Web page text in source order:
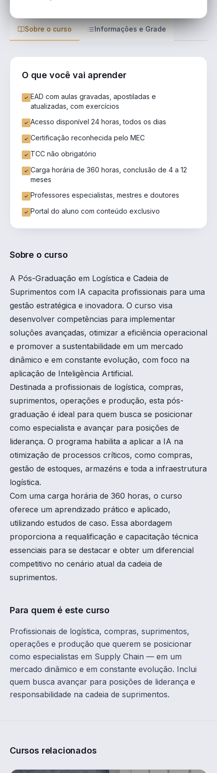
Sobre o curso Informações e Grade
O que você vai aprender
EAD com aulas gravadas, apostiladas e
atualizadas, com exercícios
Acesso disponível 24 horas, todos os dias
Certificação reconhecida pelo MEC
TCC não obrigatório
Carga horária de 360 horas, conclusão de 4 a 12
meses
Professores especialistas, mestres e doutores
Portal do aluno com conteúdo exclusivo
Sobre o curso
A Pós-Graduação em Logística e Cadeia de
Suprimentos com IA capacita profissionais para uma
gestão estratégica e inovadora. O curso visa
desenvolver competências para implementar
soluções avançadas, otimizar a eficiência operacional
e promover a sustentabilidade em um mercado
dinâmico e em constante evolução, com foco na
aplicação de Inteligência Artificial.
Destinada a profissionais de logística, compras,
suprimentos, operações e produção, esta pós-
graduação é ideal para quem busca se posicionar
como especialista e avançar para posições de
liderança. O programa habilita a aplicar a IA na
otimização de processos críticos, como compras,
gestão de estoques, armazéns e toda a infraestrutura
logística.
Com uma carga horária de 360 horas, o curso
oferece um aprendizado prático e aplicado,
utilizando estudos de caso. Essa abordagem
proporciona a requalificação e capacitação técnica
essenciais para se destacar e obter um diferencial
competitivo no cenário atual da cadeia de
suprimentos.
Para quem é este curso
Profissionais de logística, compras, suprimentos,
operações e produção que querem se posicionar
como especialistas em Supply Chain — em um
mercado dinâmico e em constante evolução. Inclui
quem busca avançar para posições de liderança e
responsabilidade na cadeia de suprimentos.
Cursos relacionados